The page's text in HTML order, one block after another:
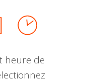
heure de